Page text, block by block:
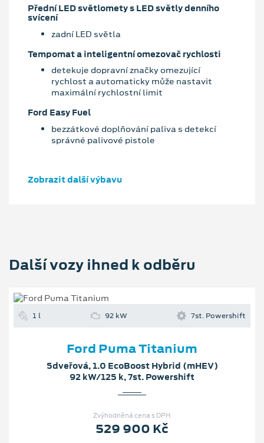
Přední LED světlomety s LED světly denního
svícení
zadní LED světla
Tempomat a inteligentní omezovač rychlosti
detekuje dopravní značky omezující
rychlost a automaticky může nastavit
maximální rychlostní limit
Ford Easy Fuel
bezzátkové doplňování paliva s detekcí
správné palivové pistole
Zobrazit další výbavu
Další vozy ihned k odběru
1 l 92 kW 7st. Powershift
Ford Puma Titanium
5dveřová, 1.0 EcoBoost Hybrid (mHEV)
92 kW/125 k, 7st. Powershift
Zvýhodněná cena s DPH
529 900 Kč